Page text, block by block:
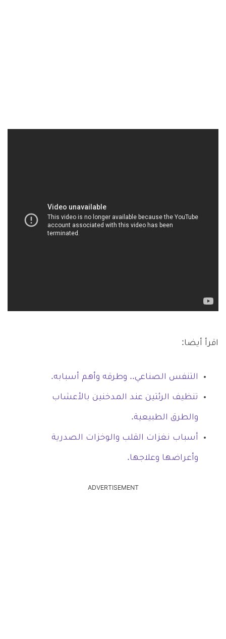
اقرأ أيضا:
التنفس الصناعي.. وطرقه وأهم أسبابه.
تنظيف الرئتين عند المدخنين بالأعشاب
والطرق الطبيعية.
أسباب نغزات القلب والوخزات الصدرية
وأعراضها وعلاجها.
ADVERTISEMENT